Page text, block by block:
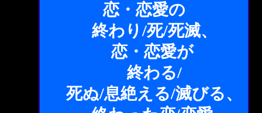
恋・恋愛の
終わり/死/死滅、
恋・恋愛が
終わる/
死ぬ/息絶える/滅びる、